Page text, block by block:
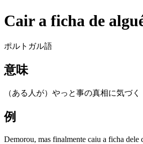
Cair a ficha de
ポルトガル語
意味
（ある人が）やっと事の真相に気づく
例
Demorou, mas finalmente caiu a ficha dele